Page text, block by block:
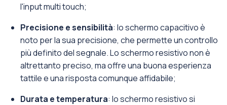
l'input multi touch;
Precisione e sensibilità: lo schermo capacitivo è
noto per la sua precisione, che permette un controllo
più definito del segnale. Lo schermo resistivo non è
altrettanto preciso, ma offre una buona esperienza
tattile e una risposta comunque affidabile;
Durata e temperatura: lo schermo resistivo si